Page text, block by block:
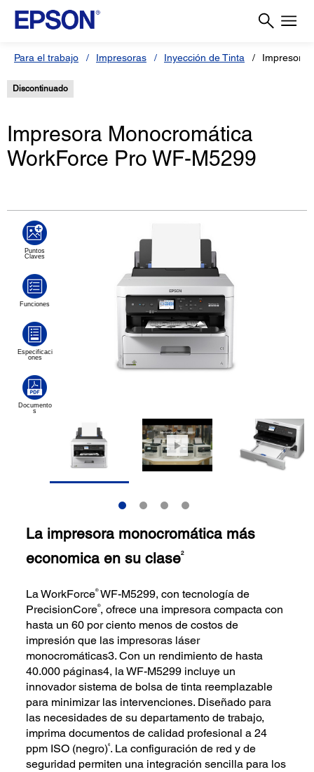
Para el trabajo Impresoras Inyección de Tinta Impresora
Discontinuado
Impresora Monocromática
WorkForce Pro WF-M5299
La impresora monocromática más
economica en su clase2
La WorkForce®WF-M5299, con tecnología de
PrecisionCore®, ofrece una impresora compacta con
hasta un 60 por ciento menos de costos de
impresión que las impresoras láser
monocromáticas3. Con un rendimiento de hasta
40.000 páginas4, la WF-M5299 incluye un
innovador sistema de bolsa de tinta reemplazable
para minimizar las intervenciones. Diseñado para
las necesidades de su departamento de trabajo,
imprima documentos de calidad profesional a 24
ppm ISO (negro)6. La configuración de red y de
seguridad permiten una integración sencilla para los